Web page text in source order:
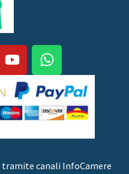
canali InfoCamere